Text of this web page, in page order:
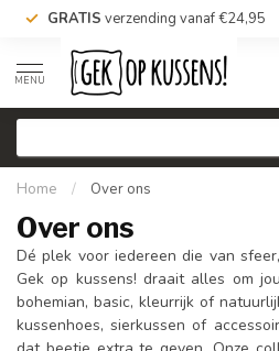
GRATIS verzending vanaf €24,95
MENU
Home / Over ons
Over ons
Dé plek voor iedereen die van
Gek op kussens! draait alles om
bohemian, basic, kleurrijk of
kussenhoes, sierkussen of